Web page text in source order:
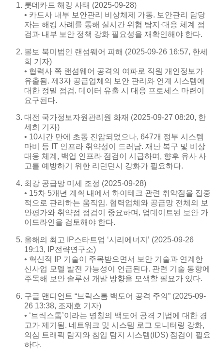
롯데카드 해킹 사태 (2025-09-28)
• 카드사 내부 보안관리 비상체제 가동. 보안관리 담당
자는 해킹 사례를 통해 실시간 위협 탐지·대응 체계 점
검과 내부 보안 정책 강화 필요성을 재확인해야 한다.
볼보 북미법인 랜섬웨어 피해 (2025-09-26 16:57, 한세
희 기자)
• 협력사 쪽 랜섬웨어 공격의 여파로 직원 개인정보가
유출됨. 제3자 공급업체의 보안 관리와 연계 시스템에
대한 정밀 점검, 데이터 유출 시 대응 프로세스 마련이
요구된다.
대전 국가정보자원관리원 화재 (2025-09-27 08:20, 한
세희 기자)
• 10시간 만에 초동 진압되었으나, 647개 정부 시스템
마비 등 IT 인프라 취약성이 드러남. 재난 복구 및 비상
대응 체계, 백업 인프라 점검이 시급하며, 향후 유사 사
고를 예방하기 위한 리던던시 강화가 필요하다.
최강 공급망 미세 조정 (2025-09-28)
• 15차 5개년 계획 내에서 하이테크 관련 취약점을 집중
적으로 관리하는 움직임. 협력업체와 공급망 전체의 보
안평가와 취약점 점검이 중요하며, 업데이트된 보안 가
이드라인을 검토해야 한다.
올해의 최고 IP스타트업 ‘시리에너지’ (2025-09-26
19:13, IP전략연구소)
• 혁신적 IP 기술이 주목받으면서 보안 기술과 연계한
신사업 모델 발전 가능성이 언급된다. 관련 기술 동향에
주목해 보안 솔루션 개발 방향을 모색할 필요가 있다.
구글 맨디언트 “브릭스톰 백도어 공격 주의” (2025-09-
26 13:38, 조재호 기자)
• ‘브릭스톰’이라는 명칭의 백도어 공격 기법에 대한 경
고가 제기됨. 네트워크 및 시스템 로그 모니터링 강화,
의심 트래픽 탐지와 침입 탐지 시스템(IDS) 점검이 필요
하다.